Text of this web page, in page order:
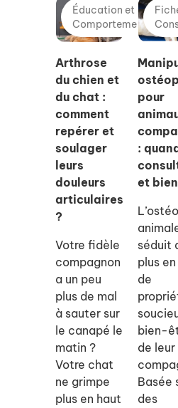
Éducation et
Comportement
Arthrose
du chien et
du chat :
comment
repérer et
soulager
leurs
douleurs
articulaires
?
Votre fidèle
compagnon
a un peu
plus de mal
à sauter sur
le canapé le
matin ?
Votre chat
ne grimpe
plus en haut
pour
: quand
et
séduit
plus
de
bien-
de leur
Basée
des